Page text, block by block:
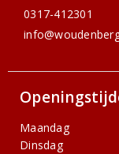
0317-412301
Maandag
Dinsdag